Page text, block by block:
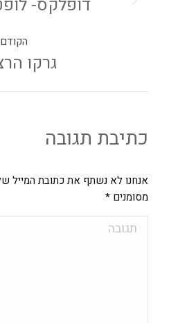
הקודם
גרקו
דופלקס-
כתיבת תגובה
אנחנו לא נשתף את כתובת המייל
מסומנים *
תגובה